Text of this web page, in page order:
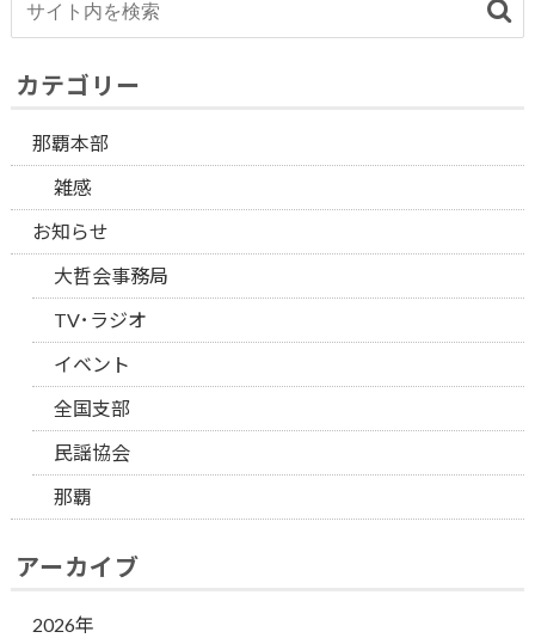
カテゴリー
那覇本部
雑感
お知らせ
大哲会事務局
TV･ラジオ
イベント
全国支部
民謡協会
那覇
アーカイブ
2026年